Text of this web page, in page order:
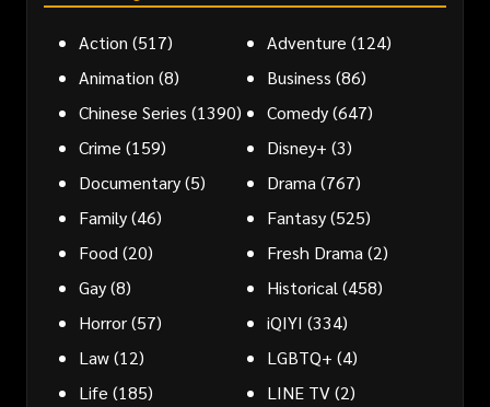
Action (517) Adventure (124)
Animation (8) Business (86)
Chinese Series (1390) Comedy(647)
Crime (159) Disney+ (3)
Documentary(5) Drama (767)
Family(46) Fantasy(525)
Food (20) Fresh Drama (2)
Gay(8) Historical (458)
Horror(57) iQIYI (334)
Law(12) LGBTQ+ (4)
Life (185) LINE TV(2)